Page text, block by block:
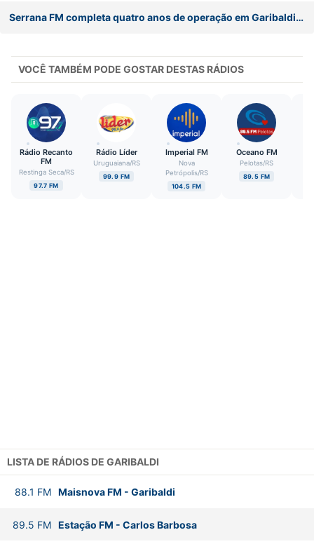
Serrana FM completa quatro anos de operação em Garibaldi (RS)
VOCÊ TAMBÉM PODE GOSTAR DESTAS RÁDIOS
Rádio Recanto
FM
Restinga Seca/RS
97.7 FM
Rádio Líder
Uruguaiana/RS
99.9 FM
Imperial FM
Nova
Petrópolis/RS
104.5 FM
Oceano FM
Pelotas/RS
89.5 FM
LISTA DE RÁDIOS DE GARIBALDI
88.1 FM Maisnova FM - Garibaldi
89.5 FM Estação FM - Carlos Barbosa